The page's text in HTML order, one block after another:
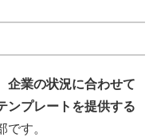
企業の状況に合わせて
ンプレートを提供する
す。